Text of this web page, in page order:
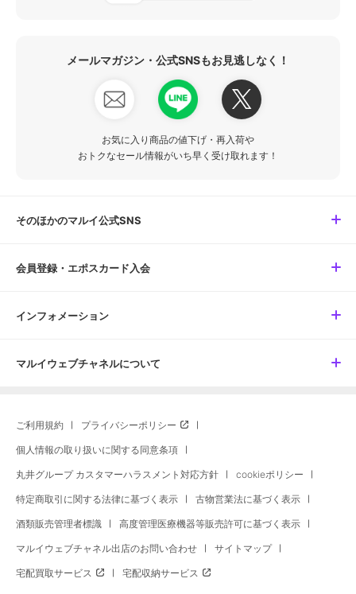
メールマガジン・公式SNSもお見逃しなく！
お気に入り商品の値下げ・再入荷や
おトクなセール情報がいち早く受け取れます！
そのほかのマルイ公式SNS
会員登録・エポスカード入会
インフォメーション
マルイウェブチャネルについて
ご利用規約 プライバシーポリシー
個人情報の取り扱いに関する同意条項
丸井グループ カスタマーハラスメント対応方針 cookieポリシー
特定商取引に関する法律に基づく表示 古物営業法に基づく表示
酒類販売管理者標識 高度管理医療機器等販売許可に基づく表示
マルイウェブチャネル出店のお問い合わせ サイトマップ
宅配買取サービス 宅配収納サービス